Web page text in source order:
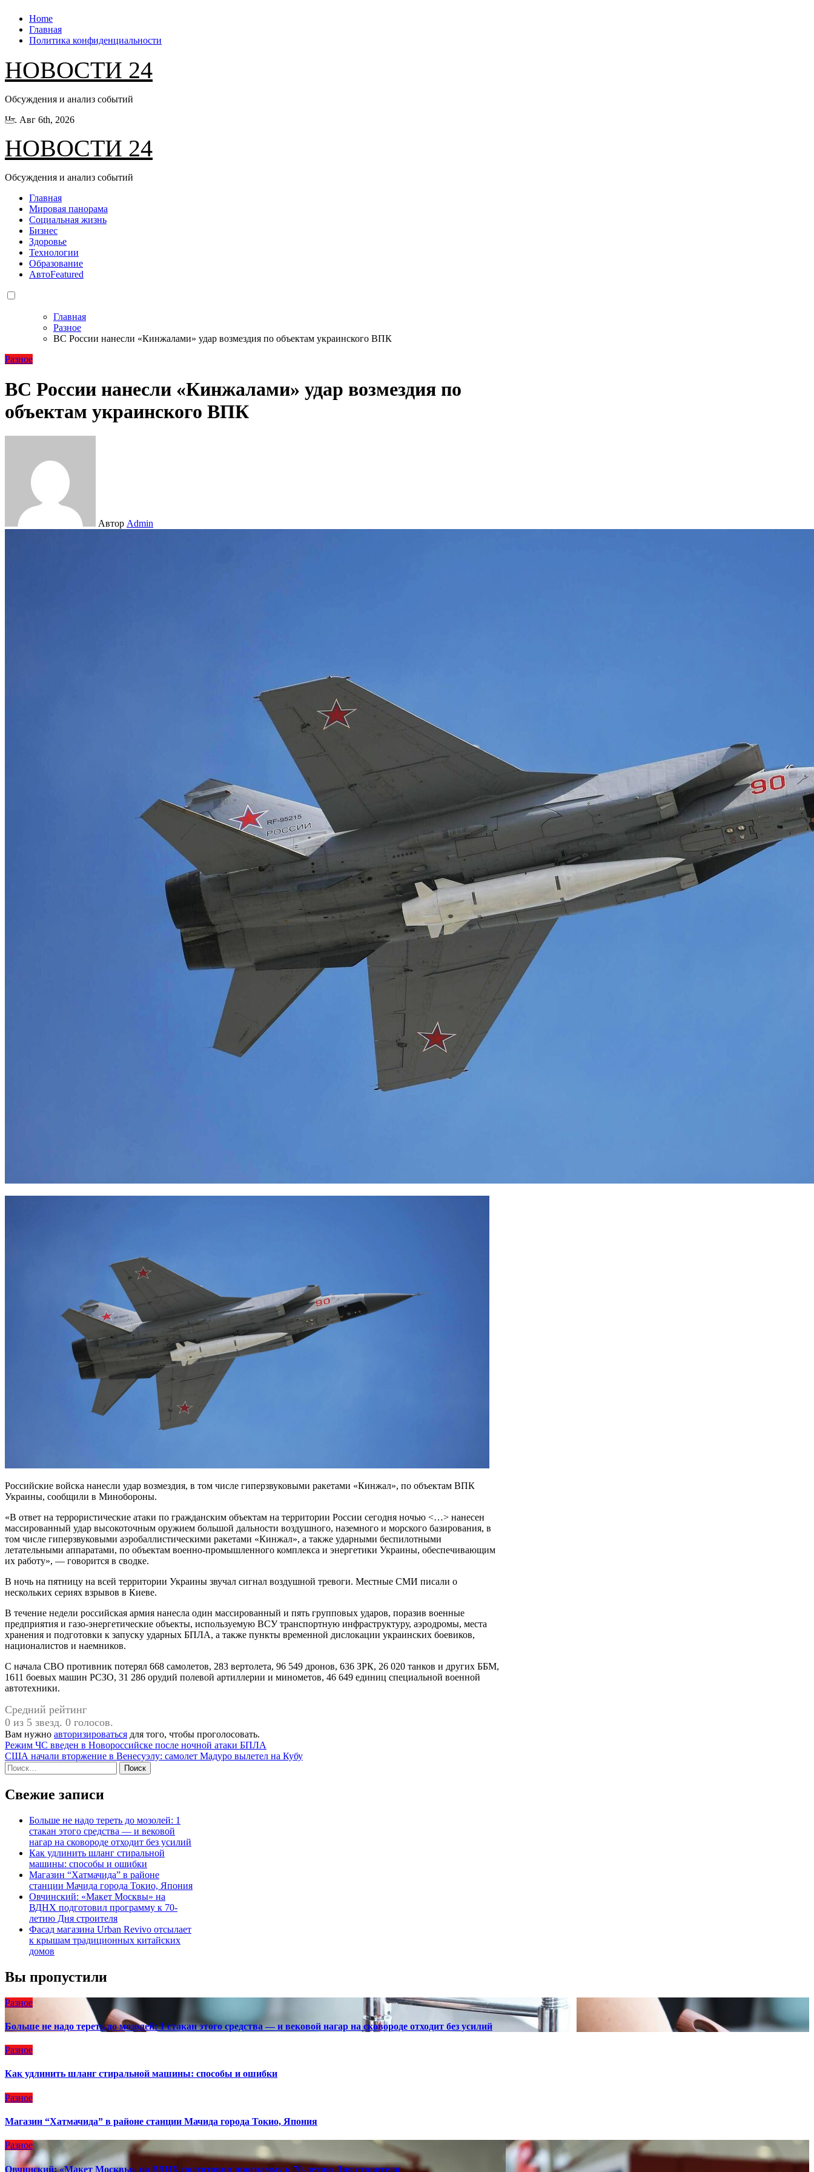
Перейти
содержанию
Home
Главная
Политика конфиденциальности
НОВОСТИ 24
Обсуждения и анализ событий
Чт. Авг 6th, 2026
НОВОСТИ 24
Обсуждения и анализ событий
Главная
Мировая панорама
Социальная жизнь
Бизнес
Здоровье
Технологии
Образование
АвтоFeatured
Главная
Разное
ВС России нанесли «Кинжалами» удар возмездия по объектам украинского ВПК
Разное
ВС России нанесли «Кинжалами» удар возмездия по
объектам украинского ВПК
Автор Admin
Российские войска нанесли удар возмездия, в том числе гиперзвуковыми ракетами «Кинжал», по объектам ВПК
Украины, сообщили в Минобороны.
«В ответ на террористические атаки по гражданским объектам на территории России сегодня ночью <…> нанесен
массированный удар высокоточным оружием большой дальности воздушного, наземного и морского базирования, в
том числе гиперзвуковыми аэробаллистическими ракетами «Кинжал», а также ударными беспилотными
летательными аппаратами, по объектам военно-промышленного комплекса и энергетики Украины, обеспечивающим
их работу», — говорится в сводке.
В ночь на пятницу на всей территории Украины звучал сигнал воздушной тревоги. Местные СМИ писали о
нескольких сериях взрывов в Киеве.
В течение недели российская армия нанесла один массированный и пять групповых ударов, поразив военные
предприятия и газо-энергетические объекты, используемую ВСУ транспортную инфраструктуру, аэродромы, места
хранения и подготовки к запуску ударных БПЛА, а также пункты временной дислокации украинских боевиков,
националистов и наемников.
С начала СВО противник потерял 668 самолетов, 283 вертолета, 96 549 дронов, 636 ЗРК, 26 020 танков и других ББМ,
1611 боевых машин РСЗО, 31 286 орудий полевой артиллерии и минометов, 46 649 единиц специальной военной
автотехники.
Средний рейтинг
0 из 5 звезд. 0 голосов.
Вам нужно авторизироваться для того, чтобы проголосовать.
Навигация
по
записям
Режим ЧС введен в Новороссийске после ночной атаки БПЛА
США начали вторжение в Венесуэлу: самолет Мадуро вылетел на Кубу
Найти:
Свежие записи
Больше не надо тереть до мозолей: 1
стакан этого средства — и вековой
нагар на сковороде отходит без усилий
Как удлинить шланг стиральной
машины: способы и ошибки
Магазин “Хатмачида” в районе
станции Мачида города Токио, Япония
Овчинский: «Макет Москвы» на
ВДНХ подготовил программу к 70-
летию Дня строителя
Фасад магазина Urban Revivo отсылает
к крышам традиционных китайских
домов
Вы пропустили
Разное
Больше не надо тереть до мозолей: 1 стакан этого средства — и вековой нагар на сковороде отходит без усилий
Разное
Как удлинить шланг стиральной машины: способы и ошибки
Разное
Магазин “Хатмачида” в районе станции Мачида города Токио, Япония
Разное
Овчинский: «Макет Москвы» на ВДНХ подготовил программу к 70-летию Дня строителя